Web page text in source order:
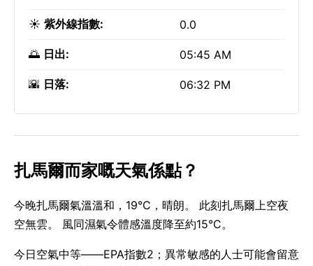
☀️ 紫外線指數: 0.0
🌅 日出: 05:45 AM
🌇 日落: 06:32 PM
扎馬爾而家嘅天氣係點？
今晚扎馬爾氣溫溫和，19°C，晴朗。 此刻扎馬爾上空夜
空無雲。 風同濕氣令體感溫度降至約15°C。
今日空氣中等——EPA指數2；異常敏感的人士可能會留意